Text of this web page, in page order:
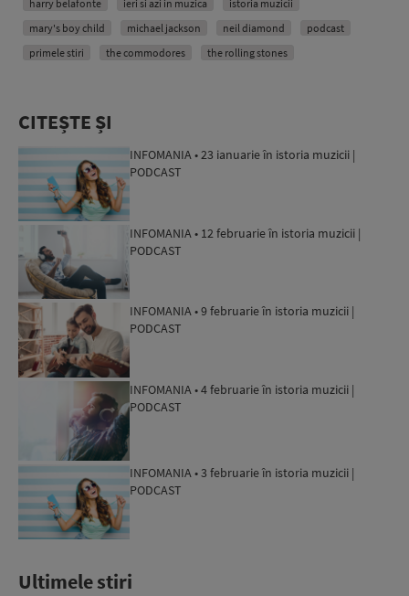
harry belafonte ieri si azi in muzica
istoria muzicii
mary's boy child
michael jackson neil diamond
podcast
primele stiri
the commodores the rolling stones
CITEȘTE ȘI
INFOMANIA • 23 ianuarie în istoria muzicii |
PODCAST
INFOMANIA • 12 februarie în istoria muzicii |
PODCAST
INFOMANIA • 9 februarie în istoria muzicii |
PODCAST
INFOMANIA • 4 februarie în istoria muzicii |
PODCAST
INFOMANIA • 3 februarie în istoria muzicii |
PODCAST
Ultimele stiri